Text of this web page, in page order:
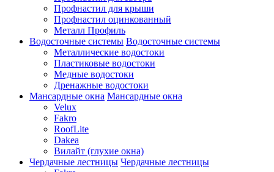
Профнастил для крыши
Профнастил оцинкованный
Металл Профиль
Водосточные системы Водосточные системы
Металлические водостоки
Пластиковые водостоки
Медные водостоки
Дренажные водостоки
Мансардные окна Мансардные окна
Velux
Fakro
RoofLite
Dakea
Вилайт (глухие окна)
Чердачные лестницы Чердачные лестницы